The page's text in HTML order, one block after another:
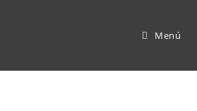
Menú